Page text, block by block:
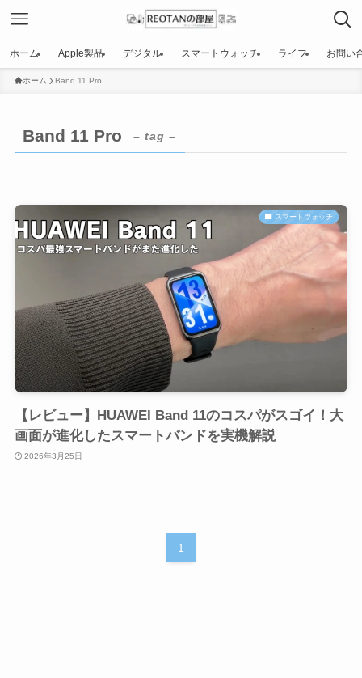
ホーム Apple製品 デジタル スマートウォッチ ライフ お問い
ホーム Band 11 Pro
Band 11 Pro – tag –
スマートウォッチ
【レビュー】HUAWEI Band 11のコスパがスゴイ！大
画面が進化したスマートバンドを実機解説
2026年3月25日
1